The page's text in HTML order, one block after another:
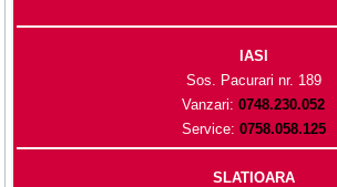
IASI
Sos. Pacurari nr. 189
Vanzari:0748.230.052
Service: 0758.058.125
SLATIOARA